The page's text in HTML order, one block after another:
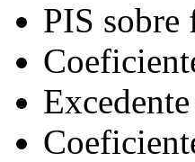
PIS sobre